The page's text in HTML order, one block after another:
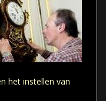
het instellen van